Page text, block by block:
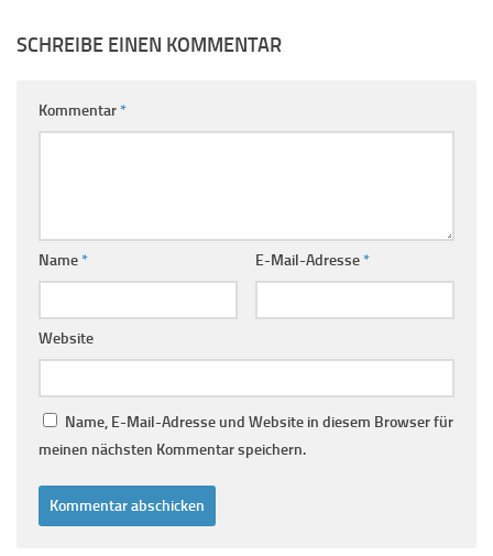
SCHREIBE EINEN KOMMENTAR
Kommentar*
Name* E-Mail-Adresse*
Website
Name, E-Mail-Adresse und Website in diesem Browser für
meinen nächsten Kommentar speichern.